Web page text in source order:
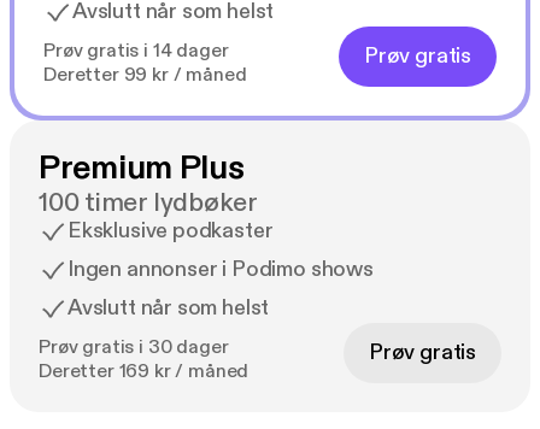
Avslutt når som helst
Prøv gratis i 14 dager
Deretter 99 kr / måned
Prøv gratis
Premium Plus
100 timer lydbøker
Eksklusive podkaster
Ingen annonser i Podimo shows
Avslutt når som helst
Prøv gratis i 30 dager
Deretter 169 kr / måned
Prøv gratis